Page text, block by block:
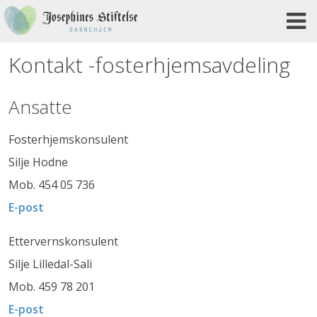
Skip
to
content
Kontakt -fosterhjemsavdeling
Ansatte
Fosterhjemskonsulent
Silje Hodne
Mob. 454 05 736
E-post
Ettervernskonsulent
Silje Lilledal-Sali
Mob. 459 78 201
E-post